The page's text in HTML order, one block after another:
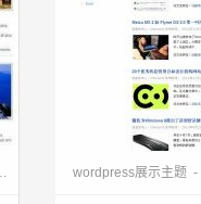
wordpress相册主题wordpress展示主题 -